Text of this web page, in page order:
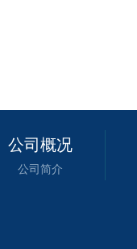
公司概况
公司简介